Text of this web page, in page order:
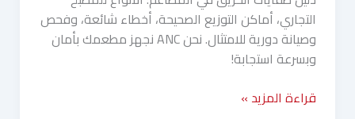
التجاري، أماكن التوزيع الصحيحة، أخطاء شائعة، وفحص
وصيانة دورية للامتثال. نحن ANC نجهز مطعمك بأمان
وبسرعة استجابة!
قراءة المزيد »